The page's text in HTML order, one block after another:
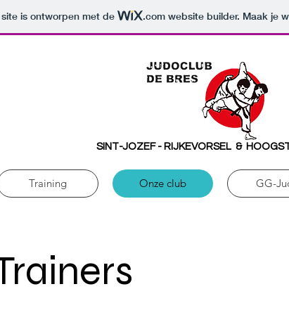
site is ontworpen met de .com website builder. Maak je
SINT-JOZEF - RIJKEVORSEL &
Training Onze club GG-